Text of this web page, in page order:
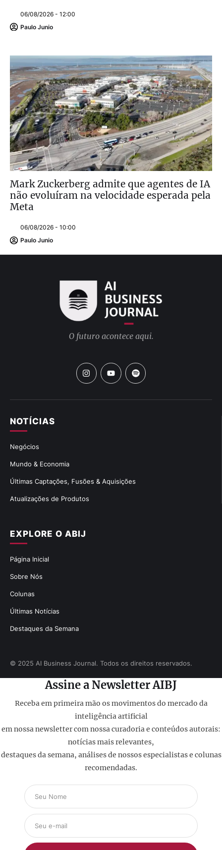
06/08/2026 - 12:00
Paulo Junio
Mark Zuckerberg admite que agentes de IA
não evoluíram na velocidade esperada pela
Meta
06/08/2026 - 10:00
Paulo Junio
EXPLORE O ABIJ
Página Inicial
Sobre Nós
Colunas
Últimas Notícias
Destaques da Semana
NOTÍCIAS
Negócios
Mundo & Economia
Últimas Captações, Fusões & Aquisições
Atualizações de Produtos
O futuro acontece aqui.
© 2025 AI Business Journal. Todos os direitos reservados.
Assine a Newsletter AIBJ
Receba em primeira mão os movimentos do mercado da
inteligência artificial
em nossa newsletter com nossa curadoria e conteúdos autorais:
notícias mais relevantes,
destaques da semana, análises de nossos especialistas e colunas
recomendadas.